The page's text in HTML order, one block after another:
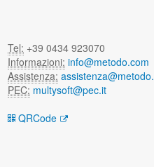
Tel: +39 0434 923070
Informazioni: info@metodo.com
Assistenza:
PEC: multysoft@pec.it
QRCode